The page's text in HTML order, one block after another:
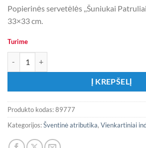
Popierinės servetėlės ,,Šuniukai
33×33 cm.
Turime
Į KREPŠELĮ
Produkto kodas:89777
Kategorijos:Šventinė atributika, Vienkartiniai